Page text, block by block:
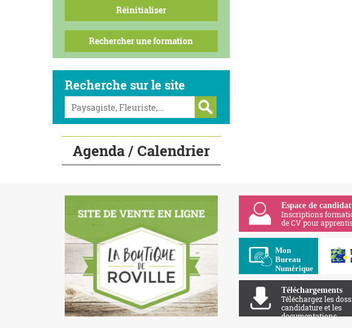
Recherche sur le site
Agenda / Calendrier
Espace de
Inscriptions
de CV pour
Mon
Bureau
Numérique
Téléchargements
Téléchargez les
candidature et les
documentations